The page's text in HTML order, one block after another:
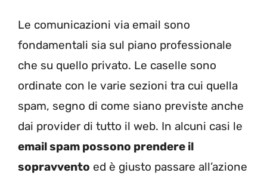
Le comunicazioni via email sono
fondamentali sia sul piano professionale
che su quello privato. Le caselle sono
ordinate con le varie sezioni tra cui quella
spam, segno di come siano previste anche
dai provider di tutto il web. In alcuni casi le
email spam possono prendere il
sopravvento ed è giusto passare all’azione